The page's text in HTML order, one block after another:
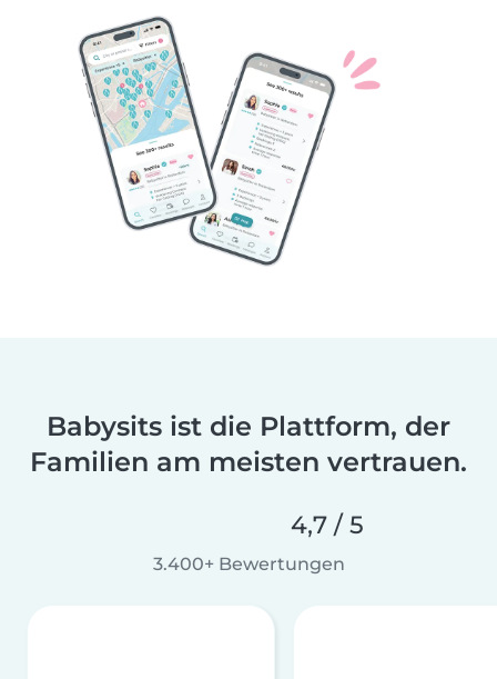
Babysits ist die Plattform, der
Familien am meisten vertrauen.
4,7 / 5
3.400+ Bewertungen